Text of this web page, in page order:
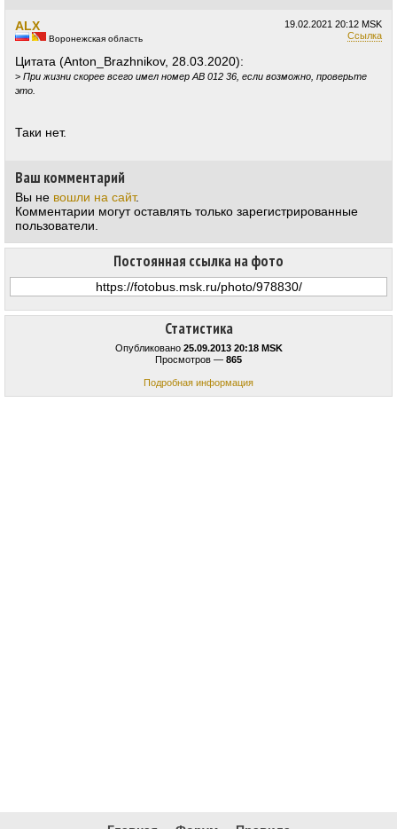
Статистика
Опубликовано 25.09.2013 20:18 MSK
Просмотров — 865
Подробная информация
Постоянная ссылка на фото
19.02.2021 20:12 MSK
Ссылка
ALX
Воронежская область
Цитата (Anton_Brazhnikov, 28.03.2020):
> При жизни скорее всего имел номер АВ 012 36, если возможно, проверьте
это.
Таки нет.
Ваш комментарий
Вы не вошли на сайт.
Комментарии могут оставлять только зарегистрированные
пользователи.